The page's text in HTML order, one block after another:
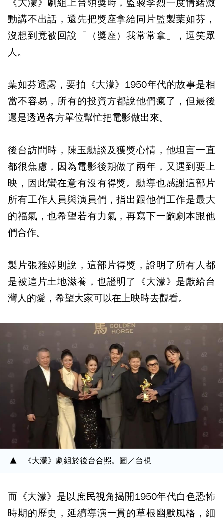
《大濛》劇組上台領獎時，監製李烈一度情緒激
動講不出話，還先把獎座拿給同片監製葉如芬，
沒想到竟被回說「（獎座）我常常拿」，逗笑眾
人。
葉如芬透露，要拍《大濛》1950年代的故事是相
當不容易，所有的投資方都說他們瘋了，但最後
還是透過各方單位幫忙把電影做出來。
後台訪問時，陳玉勳談及獲獎心情，他坦言一直
都很焦慮，因為電影後期做了兩年，又遇到要上
映，因此蠻在意有沒有得獎。勳導也感謝這部片
所有工作人員與演員們，指出跟他們工作是最大
的福氣，也希望若有力氣，再寫下一齣劇本跟他
們合作。
製片張雅婷則說，這部片得獎，證明了所有人都
是被這片土地滋養，也證明了《大濛》是獻給台
灣人的愛，希望大家可以在上映時去觀看。
《大濛》劇組於後台合照。圖／台視
而《大濛》是以庶民視角揭開1950年代白色恐怖
時期的歷史，延續導演一貫的草根幽默風格，細